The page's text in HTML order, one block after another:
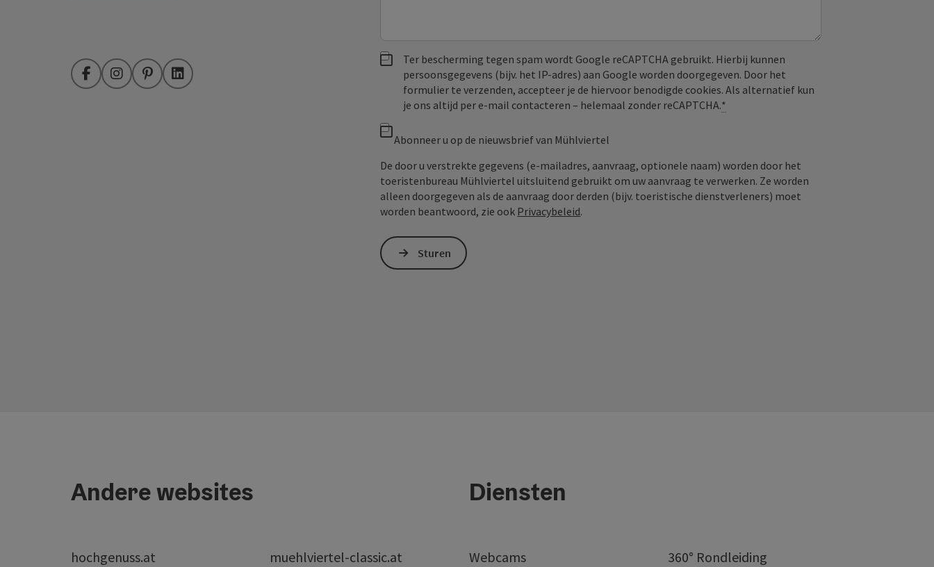
FacebookInstagramPinterestLinkedIn
Ter bescherming tegen spam wordt Google reCAPTCHA gebruikt. Hierbij kunnen
persoonsgegevens (bijv. het IP-adres) aan Google worden doorgegeven. Door het
formulier te verzenden, accepteer je de hiervoor benodigde cookies. Als alternatief kun
je ons altijd per e‑mail contacteren – helemaal zonder reCAPTCHA.*
Abonneer u op de nieuwsbrief van Mühlviertel
De door u verstrekte gegevens (e-mailadres, aanvraag, optionele naam) worden door het
toeristenbureau Mühlviertel uitsluitend gebruikt om uw aanvraag te verwerken. Ze worden
alleen doorgegeven als de aanvraag door derden (bijv. toeristische dienstverleners) moet
worden beantwoord, zie ook Privacybeleid.
Sturen
Andere websites
hochgenuss.at muehlviertel-classic.at
Diensten
Webcams 360° Rondleiding